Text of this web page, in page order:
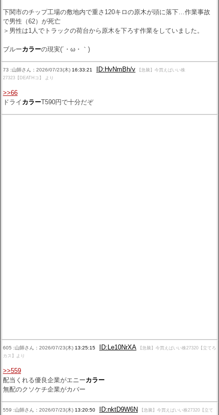
下関市のチップ工場の敷地内で重さ120キロの原木が頭に落下…作業事故
で男性（62）が死亡
＞男性は1人でトラックの荷台から原木を下ろす作業をしていました。
ブルーカラーの現実(´・ω・｀)
73 :山師さん：2026/07/23(木) 16:33:21 ID:HvNmBh/v
【急騰】今買えばいい株
27323【DEATHコ】 より
>>66
ドライ カラーT590円で十分だぞ
605 :山師さん：2026/07/23(木) 13:25:15 ID:Le10NrXA
【急騰】今買えばいい株27320【立てろ
カス】より
>>559
配当くれる優良企業がエニーカラー
無配のクソケチ企業がカバー
559 :山師さん：2026/07/23(木) 13:20:50 ID:nktD9W6N
【急騰】今買えばいい株27320【立て